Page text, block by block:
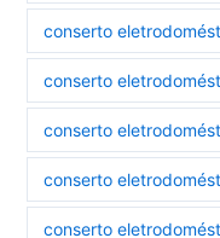
conserto
conserto
conserto
conserto
conserto